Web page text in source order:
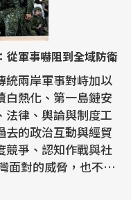
從軍事嚇阻到全域防衛
統兩岸軍事對峙加以
白熱化、第一島鏈安
法律、輿論與制度工
去的政治互動與經貿
競爭、認知作戰與社